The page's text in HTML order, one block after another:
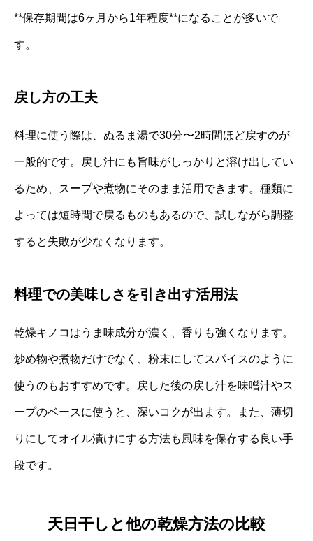
**保存期間は6ヶ月から1年程度**になることが多いで
す。
戻し方の工夫
料理に使う際は、ぬるま湯で30分〜2時間ほど戻すのが
一般的です。戻し汁にも旨味がしっかりと溶け出してい
るため、スープや煮物にそのまま活用できます。種類に
よっては短時間で戻るものもあるので、試しながら調整
すると失敗が少なくなります。
料理での美味しさを引き出す活用法
乾燥キノコはうま味成分が濃く、香りも強くなります。
炒め物や煮物だけでなく、粉末にしてスパイスのように
使うのもおすすめです。戻した後の戻し汁を味噌汁やス
ープのベースに使うと、深いコクが出ます。また、薄切
りにしてオイル漬けにする方法も風味を保存する良い手
段です。
天日干しと他の乾燥方法の比較